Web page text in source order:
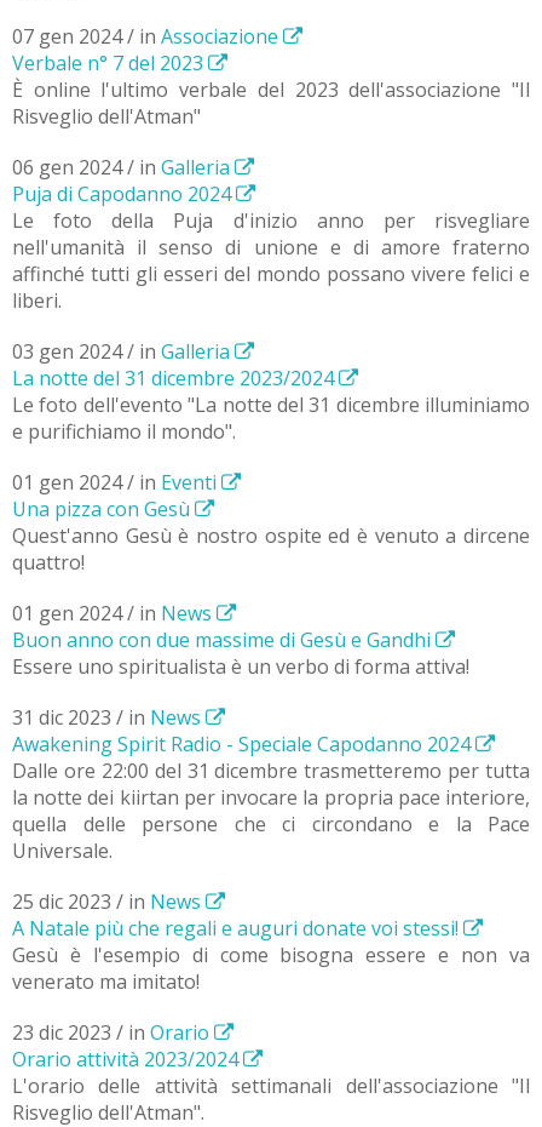
07 gen 2024 / in Associazione
Verbale n° 7 del 2023
È online l'ultimo verbale del 2023 dell'associazione "Il
Risveglio dell'Atman"
06 gen 2024 / in Galleria
Puja di Capodanno 2024
Le foto della Puja d'inizio anno per risvegliare
nell'umanità il senso di unione e di amore fraterno
affinché tutti gli esseri del mondo possano vivere felici e
liberi.
03 gen 2024 / in Galleria
La notte del 31 dicembre 2023/2024
Le foto dell'evento "La notte del 31 dicembre illuminiamo
e purifichiamo il mondo".
01 gen 2024 / in Eventi
Una pizza con Gesù
Quest'anno Gesù è nostro ospite ed è venuto a dircene
quattro!
01 gen 2024 / in News
Buon anno con due massime di Gesù e Gandhi
Essere uno spiritualista è un verbo di forma attiva!
31 dic 2023 / in News
Awakening Spirit Radio - Speciale Capodanno 2024
Dalle ore 22:00 del 31 dicembre trasmetteremo per tutta
la notte dei kiirtan per invocare la propria pace interiore,
quella delle persone che ci circondano e la Pace
Universale.
25 dic 2023 / in News
A Natale più che regali e auguri donate voi stessi!
Gesù è l'esempio di come bisogna essere e non va
venerato ma imitato!
23 dic 2023 / in Orario
Orario attività 2023/2024
L'orario delle attività settimanali dell'associazione "Il
Risveglio dell'Atman".